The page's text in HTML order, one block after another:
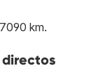
km.